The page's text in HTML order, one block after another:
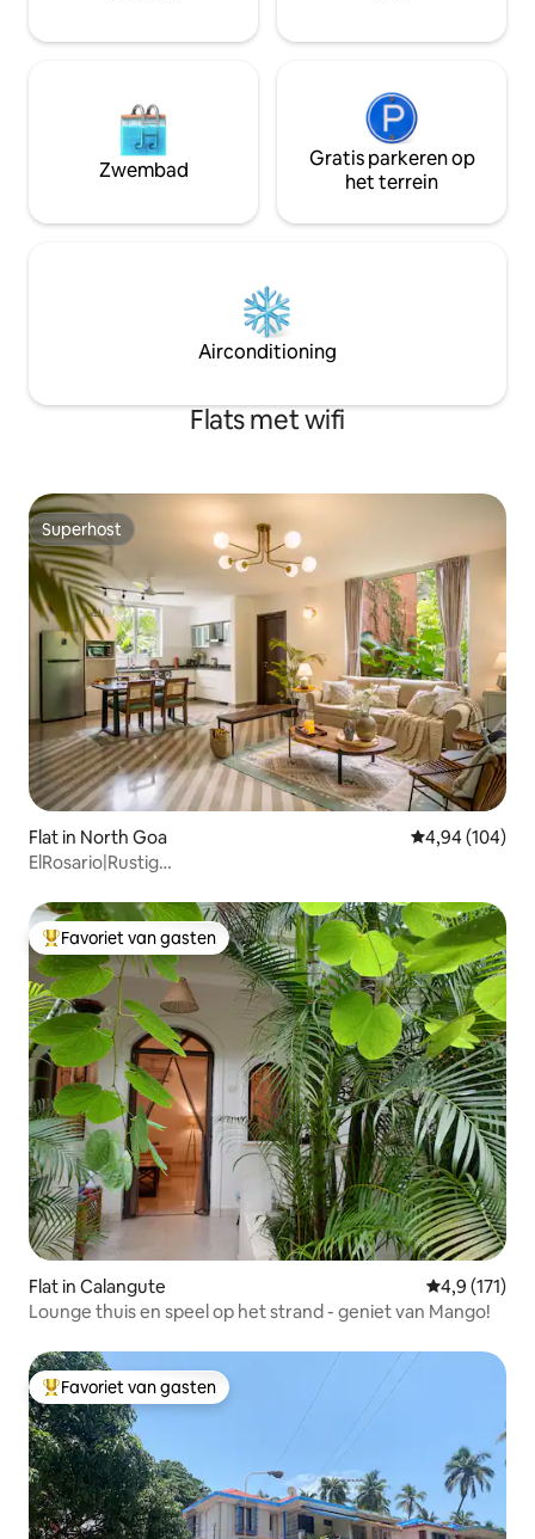
markt.
Zwembad
Gratis parkeren op
het terrein
Airconditioning
Flats met wifi
Superhost
Superhost
Flat in North Goa Gemiddelde
4,94 (104)
ElRosario|Rustig
Topfavoriet van gasten
Favoriet van gasten
Flat in Calangute Gemiddelde
4,9 (171)
Lounge thuis en speel op het strand - geniet van Mango!
Topfavoriet van gasten
Favoriet van gasten